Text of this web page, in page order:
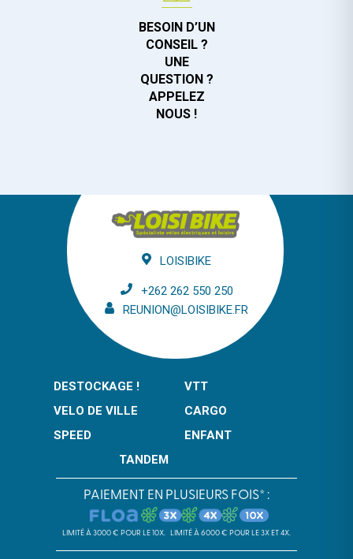
BESOIN D’UN
CONSEIL ?
UNE
QUESTION ?
APPELEZ
NOUS !
LOISIBIKE
+262 262 550 250
REUNION@LOISIBIKE.FR
DESTOCKAGE !
VTT
VELO DE VILLE
CARGO
SPEED
ENFANT
TANDEM
PAIEMENT EN PLUSIEURS FOIS* :
LIMITÉ À 3000 € POUR LE 10X. LIMITÉ À 6000 € POUR LE 3X ET 4X.